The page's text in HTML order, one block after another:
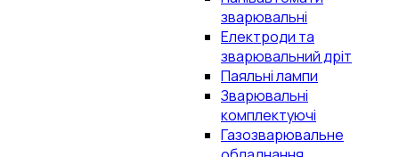
зварювальні
Електроди та
зварювальний дріт
Паяльні лампи
Зварювальні
комплектуючі
Газозварювальне